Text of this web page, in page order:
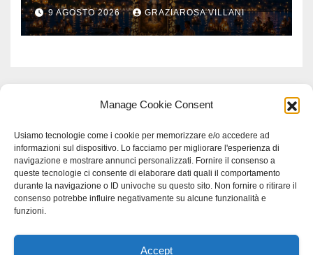
Manage Cookie Consent
Usiamo tecnologie come i cookie per memorizzare e/o accedere ad
informazioni sul dispositivo. Lo facciamo per migliorare l'esperienza di
navigazione e mostrare annunci personalizzati. Fornire il consenso a
queste tecnologie ci consente di elaborare dati quali il comportamento
durante la navigazione o ID univoche su questo sito. Non fornire o ritirare il
consenso potrebbe influire negativamente su alcune funzionalità e
funzioni.
Accept
9 AGOSTO 2026 GRAZIAROSA VILLANI